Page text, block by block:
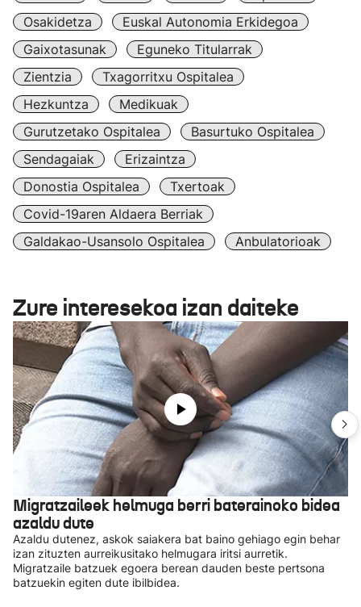
Osakidetza
Euskal Autonomia Erkidegoa
Gaixotasunak
Eguneko Titularrak
Zientzia
Txagorritxu Ospitalea
Hezkuntza
Medikuak
Gurutzetako Ospitalea
Basurtuko Ospitalea
Sendagaiak
Erizaintza
Donostia Ospitalea
Txertoak
Covid-19aren Aldaera Berriak
Galdakao-Usansolo Ospitalea
Anbulatorioak
Zure interesekoa izan daiteke
Migratzaileek helmuga berri baterainoko bidea
azaldu dute
Azaldu dutenez, askok saiakera bat baino gehiago egin behar
izan zituzten aurreikusitako helmugara iritsi aurretik.
Migratzaile batzuek egoera berean dauden beste pertsona
batzuekin egiten dute ibilbidea.